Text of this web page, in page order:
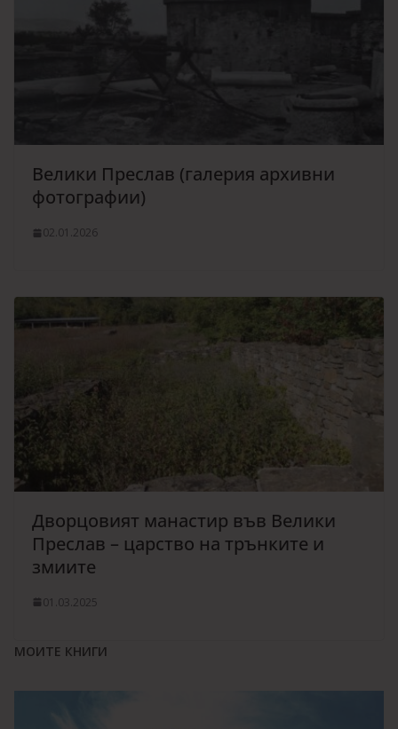
Велики Преслав (галерия архивни
фотографии)
02.01.2026
Дворцовият манастир във Велики
Преслав – царство на трънките и
змиите
01.03.2025
МОИТЕ КНИГИ